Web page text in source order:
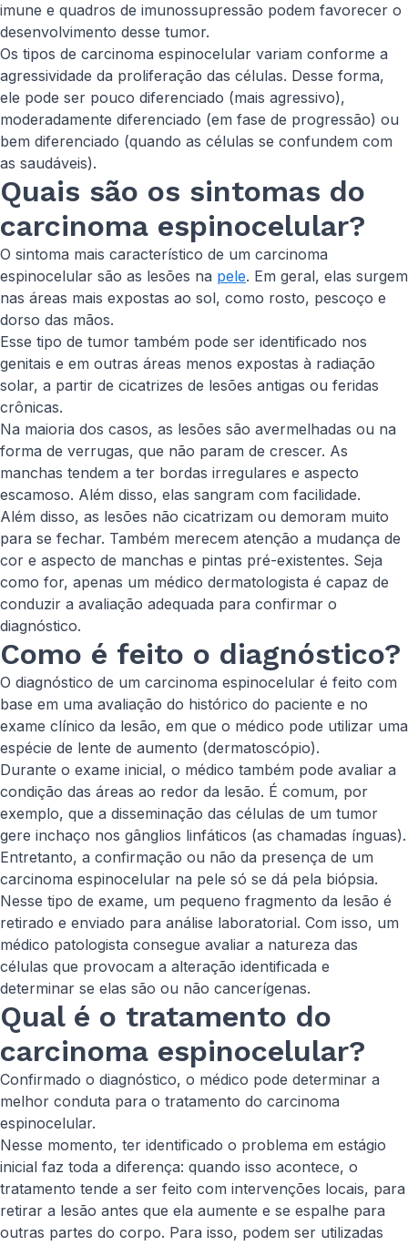
imune e quadros de imunossupressão podem favorecer o
desenvolvimento desse tumor.
Os tipos de carcinoma espinocelular variam conforme a
agressividade da proliferação das células. Desse forma,
ele pode ser pouco diferenciado (mais agressivo),
moderadamente diferenciado (em fase de progressão) ou
bem diferenciado (quando as células se confundem com
as saudáveis).
Quais são os sintomas do
carcinoma espinocelular?
O sintoma mais característico de um carcinoma
espinocelular são as lesões na pele. Em geral, elas surgem
nas áreas mais expostas ao sol, como rosto, pescoço e
dorso das mãos.
Esse tipo de tumor também pode ser identificado nos
genitais e em outras áreas menos expostas à radiação
solar, a partir de cicatrizes de lesões antigas ou feridas
crônicas.
Na maioria dos casos, as lesões são avermelhadas ou na
forma de verrugas, que não param de crescer. As
manchas tendem a ter bordas irregulares e aspecto
escamoso. Além disso, elas sangram com facilidade.
Além disso, as lesões não cicatrizam ou demoram muito
para se fechar. Também merecem atenção a mudança de
cor e aspecto de manchas e pintas pré-existentes. Seja
como for, apenas um médico dermatologista é capaz de
conduzir a avaliação adequada para confirmar o
diagnóstico.
Como é feito o diagnóstico?
O diagnóstico de um carcinoma espinocelular é feito com
base em uma avaliação do histórico do paciente e no
exame clínico da lesão, em que o médico pode utilizar uma
espécie de lente de aumento (dermatoscópio).
Durante o exame inicial, o médico também pode avaliar a
condição das áreas ao redor da lesão. É comum, por
exemplo, que a disseminação das células de um tumor
gere inchaço nos gânglios linfáticos (as chamadas ínguas).
Entretanto, a confirmação ou não da presença de um
carcinoma espinocelular na pele só se dá pela biópsia.
Nesse tipo de exame, um pequeno fragmento da lesão é
retirado e enviado para análise laboratorial. Com isso, um
médico patologista consegue avaliar a natureza das
células que provocam a alteração identificada e
determinar se elas são ou não cancerígenas.
Qual é o tratamento do
carcinoma espinocelular?
Confirmado o diagnóstico, o médico pode determinar a
melhor conduta para o tratamento do carcinoma
espinocelular.
Nesse momento, ter identificado o problema em estágio
inicial faz toda a diferença: quando isso acontece, o
tratamento tende a ser feito com intervenções locais, para
retirar a lesão antes que ela aumente e se espalhe para
outras partes do corpo. Para isso, podem ser utilizadas